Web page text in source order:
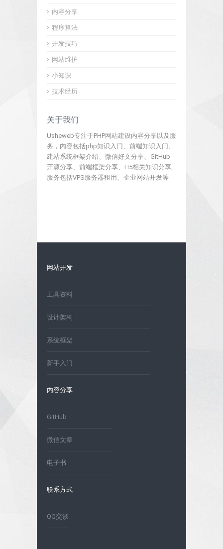
内容分享
程序算法
开发技巧
网站维护
小知识
技术经历
关于我们
Usheweb专注于PHP网站建设内容分享以及服
务，内容包括php知识入门、前端知识入门、
建站系统框架介绍、微信好文分享、GitHub
开源分享、前端框架分享、H5相关知识分享,
服务包括VPS服务器租用、企业网站开发等
网站开发
工具资料
设计架构
系统框架
新手入门
内容分享
GitHub
微信文章
电子书
联系方式
QQ交谈